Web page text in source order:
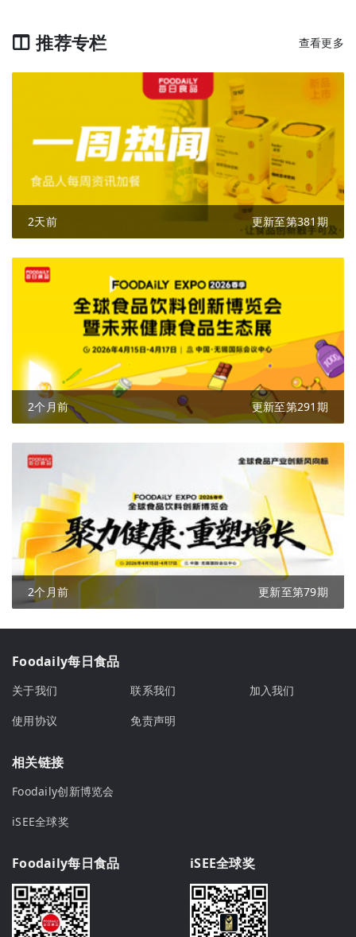
推荐专栏 查看更多
2天前 更新至第381期
2个月前 更新至第291期
2个月前 更新至第79期
Foodaily每日食品
关于我们 联系我们
加入我们
使用协议
免责声明
相关链接
Foodaily创新博览会
iSEE全球奖
Foodaily每日食品 iSEE全球奖